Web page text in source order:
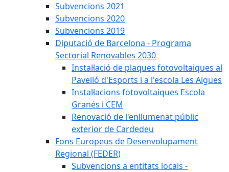
Subvencions 2021
Subvencions 2020
Subvencions 2019
Diputació de Barcelona - Programa
Sectorial Renovables 2030
Instal·lació de plaques fotovoltaiques al
Pavelló d'Esports i a l'escola Les Aigües
Instal·lacions fotovoltaiques Escola
Granés i CEM
Renovació de l'enllumenat públic
exterior de Cardedeu
Fons Europeus de Desenvolupament
Regional (FEDER)
Subvencions a entitats locals -